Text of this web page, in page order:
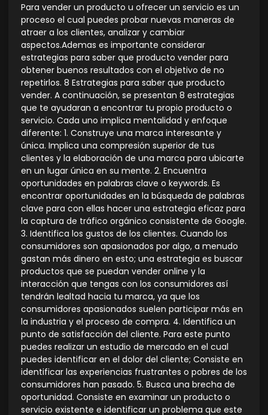
Para vender un producto u ofrecer un servicio es un
proceso el cual puedes probar nuevas maneras de
atraer a los clientes, analizar y cambiar
aspectos.Ademas es importante considerar
estrategias para saber que producto vender para
obtener buenos resultados con el objetivo de no
repetirlos. 8 Estrategias para saber que producto
vender. A continuación, se presentan 8 estrategias
que te ayudaran a encontrar tu propio producto o
servicio. Cada uno implica mentalidad y enfoque
diferente: 1. Construye una marca interesante y
única. Implica una compresión superior de tus
clientes y la elaboración de una marca para ubicarte
en un lugar única en su mente. 2. Encuentra
oportunidades en palabras clave o keywords. Es
encontrar oportunidades en la búsqueda de palabras
clave para con ellas hacer una estrategia eficaz para
la captura de tráfico orgánico consistente de Google.
3. Identifica los gustos de los clientes. Cuando los
consumidores son apasionados por algo, a menudo
gastan más dinero en esto; una estrategia es buscar
productos que se puedan vender online y la
interacción que tengas con los consumidores así
tendrán lealtad hacia tu marca, ya que los
consumidores apasionados suelen participar más en
la industria y el proceso de compra. 4. Identifica un
punto de satisfacción del cliente. Para este punto
puedes realizar un estudio de mercado en el cual
puedes identificar en el dolor del cliente; Consiste en
identificar las experiencias frustrantes o pobres de los
consumidores han pasado. 5. Busca una brecha de
oportunidad. Consiste en examinar un producto o
servicio existente e identificar un problema que este